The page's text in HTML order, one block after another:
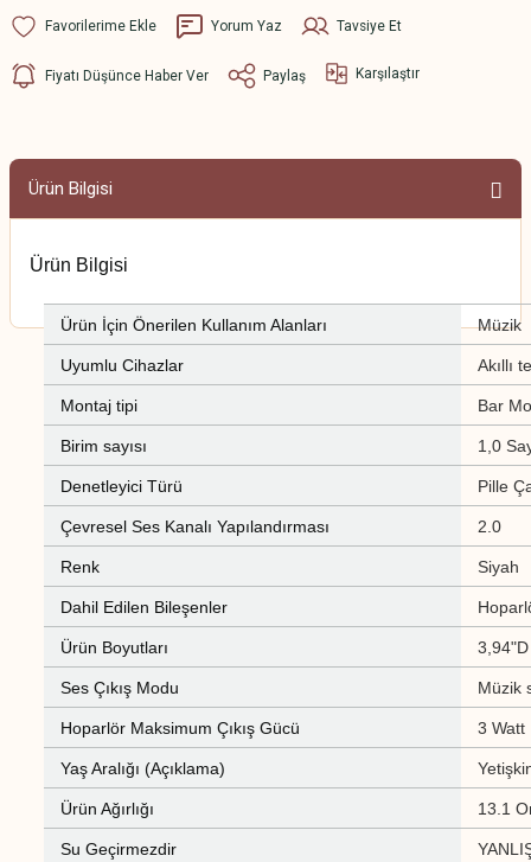
Yorum Yaz Tavsiye Et
Fiyatı Düşünce Haber Ver Paylaş Karşılaştır
Ürün Bilgisi
Ürün Bilgisi
Ürün İçin Önerilen Kullanım Alanları Müzik
Uyumlu Cihazlar Akıllı
Montaj tipi Bar
Birim sayısı 1,0
Denetleyici Türü Pille
Çevresel Ses Kanalı Yapılandırması 2.0
Renk Siyah
Dahil Edilen Bileşenler
Ürün Boyutları
Ses Çıkış Modu Müzik
Hoparlör Maksimum Çıkış Gücü 3 Watt
Yaş Aralığı (Açıklama)
Ürün Ağırlığı 13.1
Su Geçirmezdir